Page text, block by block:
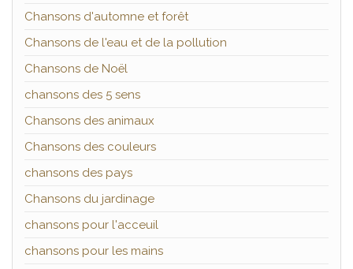
Chansons d'automne et forêt
Chansons de l'eau et de la pollution
Chansons de Noël
chansons des 5 sens
Chansons des animaux
Chansons des couleurs
chansons des pays
Chansons du jardinage
chansons pour l'acceuil
chansons pour les mains